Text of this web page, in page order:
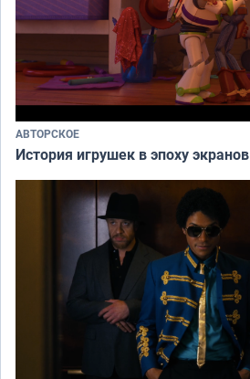
АВТОРСКОЕ
История игрушек в эпоху экранов